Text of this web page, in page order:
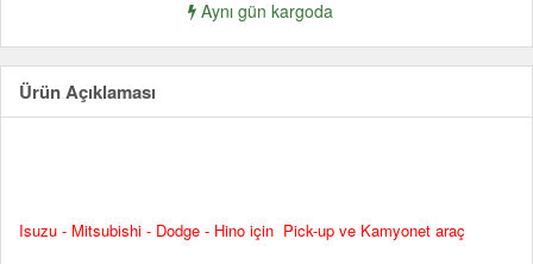
Aynı gün kargoda
Ürün Açıklaması
Isuzu - Mitsubishi - Dodge - Hino için Pick-up ve Kamyonet araç